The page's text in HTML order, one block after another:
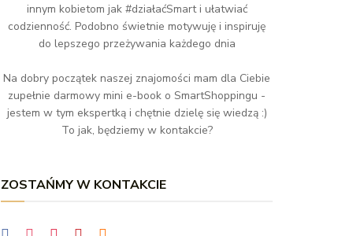
innym kobietom jak #działaćSmart i ułatwiać
codzienność. Podobno świetnie motywuję i inspiruję
do lepszego przeżywania każdego dnia
Na dobry początek naszej znajomości mam dla Ciebie
zupełnie darmowy mini e-book o SmartShoppingu -
jestem w tym ekspertką i chętnie dzielę się wiedzą :)
To jak, będziemy w kontakcie?
ZOSTAŃMY W KONTAKCIE